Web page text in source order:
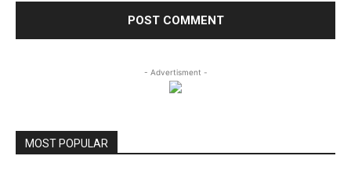
- Advertisment -
MOST POPULAR